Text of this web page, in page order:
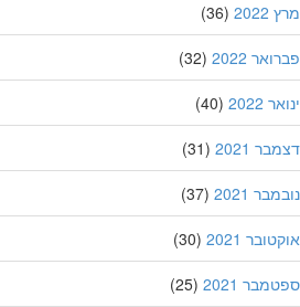
(36)
2022
(32)
2022
(40)
2021
(31)
2021
(37)
2021
(30)
2021
(25)